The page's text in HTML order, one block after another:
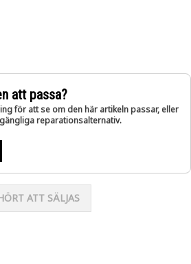
att passa?
för att se om den här artikeln passar, eller
reparationsalternativ.
ATT SÄLJAS